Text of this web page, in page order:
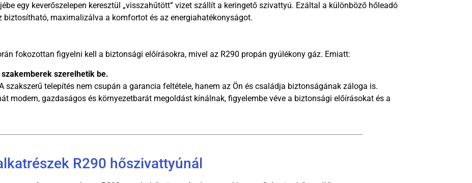
egy keverőszelepen keresztül „visszahűtött” vizet szállít a keringető szivattyú. Ezáltal a különböző hőleadó
maximalizálva a komfortot és az energiahatékonyságot.
fokozottan figyelni kell a biztonsági előírásokra, mivel az R290 propán gyúlékony gáz. Emiatt:
szerelhetik be.
szakszerű telepítés nem csupán a garancia feltétele, hanem az Ön és családja biztonságának záloga is.
modern, gazdaságos és környezetbarát megoldást kínálnak, figyelembe véve a biztonsági előírásokat és a
R290 hőszivattyúnál